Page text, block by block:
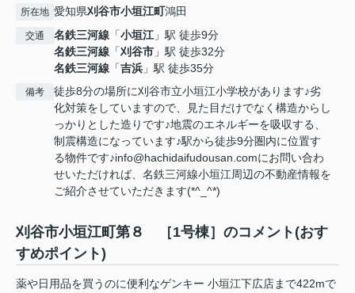
所在地 愛知県刈谷市小垣江町鴻田
交通 名鉄三河線 「小垣江」駅 徒歩9分
名鉄三河線 「刈谷市 」駅 徒歩32分
名鉄三河線 「吉浜 」駅 徒歩35分
備考
徒歩8分の場所に刈谷市立小垣江小学校があります♪劣
化対策をしていますので、見た目だけでなく構造からし
っかりとした造りです♪地震のエネルギーを吸収する、
制震構造になっています♪駅から徒歩9分圏内に位置す
る物件です♪info@hachidaifudousan.comにお問い合わ
せいただければ、名鉄三河線小垣江周辺の不動産情報を
ご紹介させていただきます(*^_^*)
刈谷市小垣江町第８ ［1号棟］のコメント(おす
すめポイント)
薬や日用品を買うのに便利なゲンキー 小垣江下広店まで422mで